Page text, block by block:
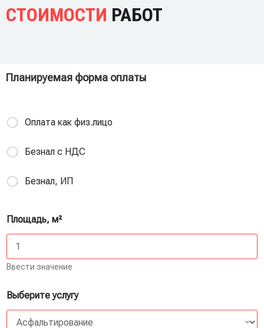
СТОИМОСТИ РАБОТ
Планируемая форма оплаты
Оплата как физ.лицо
Безнал с НДС
Безнал, ИП
Площадь, м²
Ввести значение
Выберите услугу